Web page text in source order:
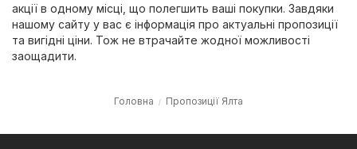
акції в одному місці, що полегшить ваші покупки. Завдяки
нашому сайту у вас є інформація про актуальні пропозиції
та вигідні ціни. Тож не втрачайте жодної можливості
заощадити.
Головна Пропозиції Ялта